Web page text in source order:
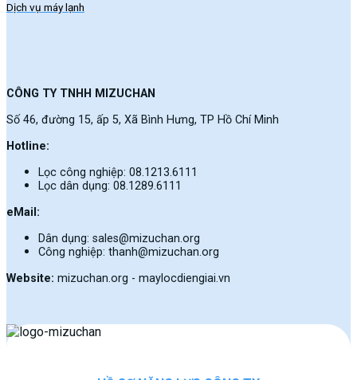
Dịch vụ máy lạnh
CÔNG TY TNHH MIZUCHAN
Số 46, đường 15, ấp 5, Xã Bình Hưng, TP Hồ Chí Minh
Hotline:
Lọc công nghiệp: 08.1213.6111
Lọc dân dụng: 08.1289.6111
eMail:
Dân dụng: sales@mizuchan.org
Công nghiệp: thanh@mizuchan.org
Website: mizuchan.org - maylocdiengiai.vn